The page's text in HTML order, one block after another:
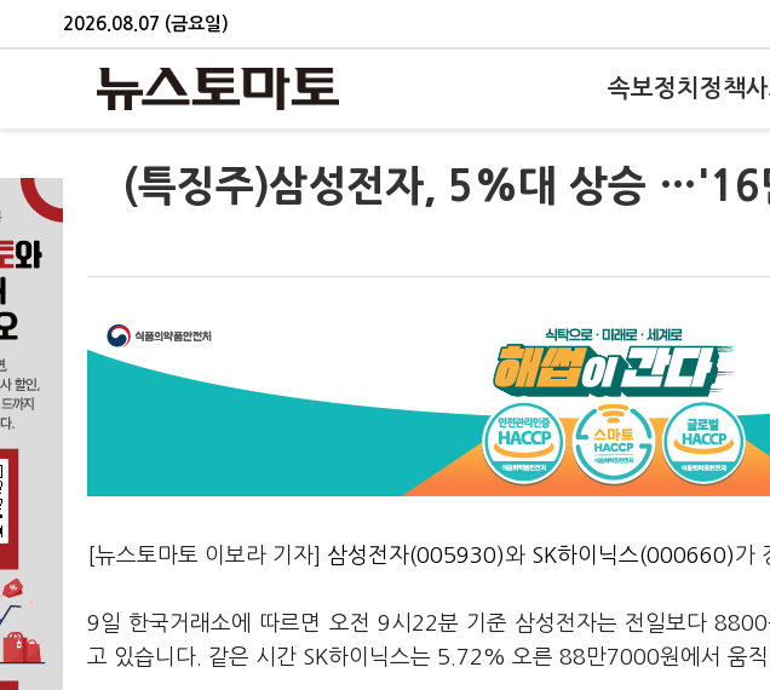
2026.08.07 (금요일)
속보정치 정책사
(특징주)삼성전자, 5%대 상승 …'16
[뉴스토마토 이보라 기자] 삼성전자(005930)와 SK하이닉스(000660)가
9일 한국거래소에 따르면 오전 9시22분 기준 삼성전자는 전일보다
고 있습니다. 같은 시간 SK하이닉스는 5.72% 오른 88만7000원에서 움직